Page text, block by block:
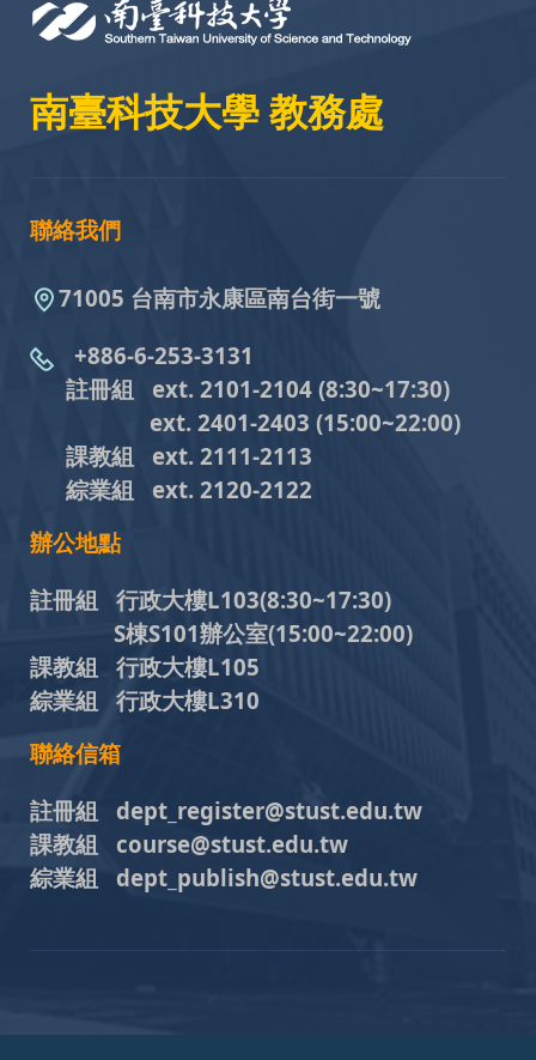
南臺科技大學 教務處
聯絡我們
71005 台南市永康區南台街一號
+886-6-253-3131
註冊組 ext. 2101-2104 (8:30~17:30)
ext. 2401-2403 (15:00~22:00)
課教組 ext. 2111-2113
綜業組
ext. 2120-2122
辦公地點
註冊組 行政大樓L103(8:30~17:30)
S棟S101辦公室(15:00~22:00)
課教組 行政大樓L105
綜業組 行政大樓L310
聯絡信箱
註冊組 dept_register@stust.edu.tw
課教組 course@stust.edu.tw
綜業組 dept_publish@stust.edu.tw